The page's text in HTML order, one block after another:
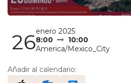
26enero 2025
8:00
10:00
America/Mexico_City
Añadir al calendario: